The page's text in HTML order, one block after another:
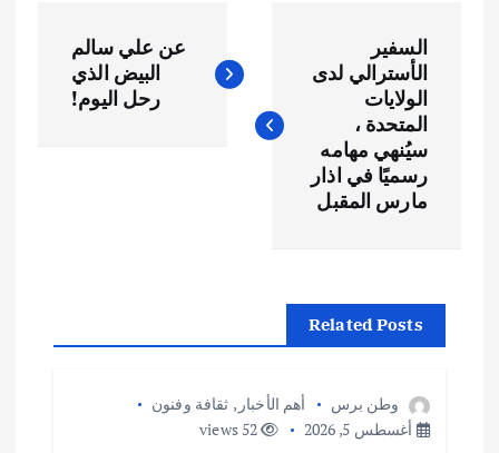
ص
م
السفير
الأسترالي لدى
الولايات
المتحدة ،
سيُنهي مهامه
رسميًا في اذار
مارس المقبل
عن علي سالم
البيض الذي
رحل اليوم!
Related Posts
وطن برس أهم الأخبار , ثقافة وفنون
أغسطس 5, 2026
52 views